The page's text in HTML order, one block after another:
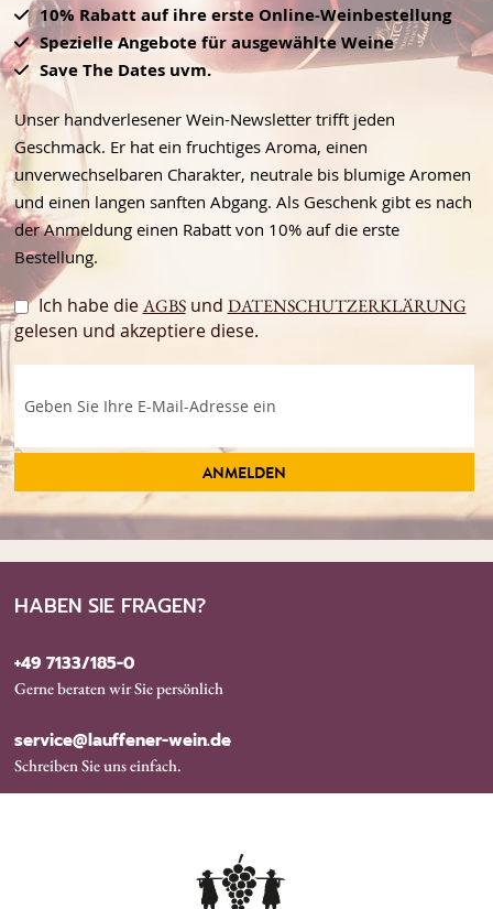
10% Rabatt auf ihre erste Online-Weinbestellung
Spezielle Angebote für ausgewählte Weine
Save The Dates uvm.
Unser handverlesener Wein-Newsletter trifft jeden
Geschmack. Er hat ein fruchtiges Aroma, einen
unverwechselbaren Charakter, neutrale bis blumige Aromen
und einen langen sanften Abgang. Als Geschenk gibt es nach
der Anmeldung einen Rabatt von 10% auf die erste
Bestellung.
Ich habe dieAGBSund DATENSCHUTZERKLÄRUNG
gelesen und akzeptiere diese.
ANMELDEN
HABEN SIE FRAGEN?
+49 7133/185-0
Gerne beraten wir Sie persönlich
service@lauffener-wein.de
Schreiben Sie uns einfach.